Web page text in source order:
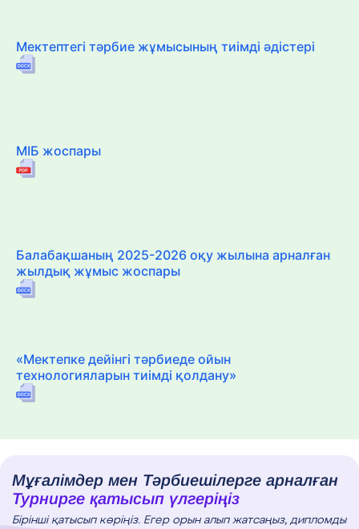
Мектептегі тәрбие жұмысының тиімді әдістері
МІБ жоспары
Балабақшаның 2025-2026 оқу жылына арналған
жылдық жұмыс жоспары
«Мектепке дейінгі тәрбиеде ойын
технологияларын тиімді қолдану»
Мұғалімдер мен Тәрбиешілерге арналған
Турнирге қатысып үлгеріңіз
Бірінші қатысып көріңіз. Егер орын алып жатсаңыз, дипломды